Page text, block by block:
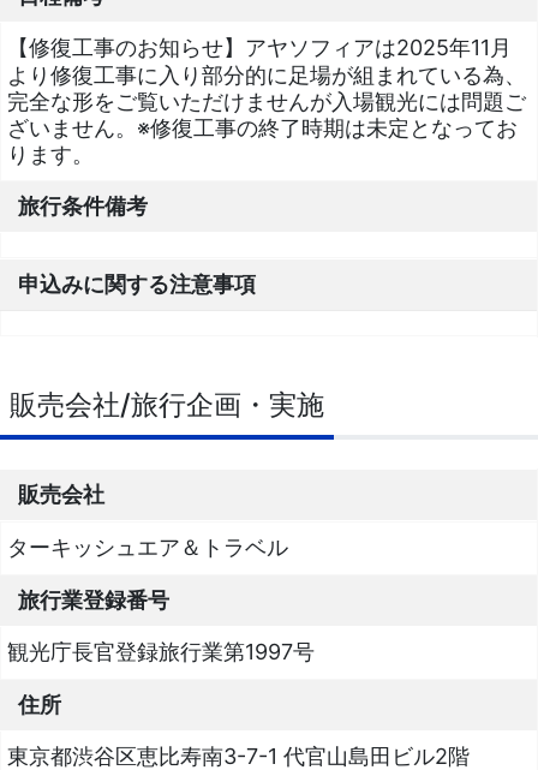
【修復工事のお知らせ】アヤソフィアは2025年11月
より修復工事に入り部分的に足場が組まれている為、
完全な形をご覧いただけませんが入場観光には問題ご
ざいません。※修復工事の終了時期は未定となってお
ります。
旅行条件備考
申込みに関する注意事項
販売会社/旅行企画・実施
販売会社
ターキッシュエア＆トラベル
旅行業登録番号
観光庁長官登録旅行業第1997号
住所
東京都渋谷区恵比寿南3-7-1 代官山島田ビル2階